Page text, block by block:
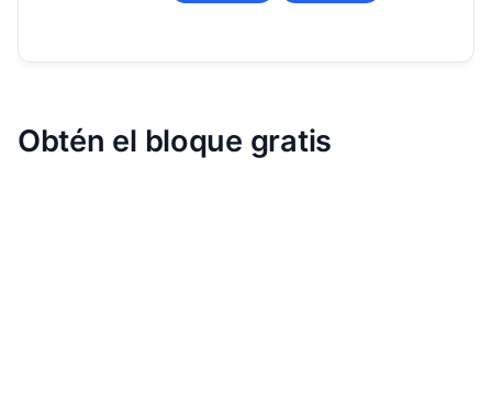
Obtén el bloque gratis